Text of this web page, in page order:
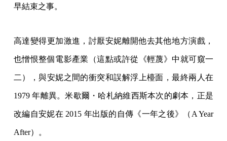
早結束之事。
高達變得更加激進，討厭安妮離開他去其他地方演戲，
也憎恨整個電影產業（這點或許從《輕蔑》中就可窺一
二），與安妮之間的衝突和誤解浮上檯面，最終兩人在
1979 年離異。米歇爾・哈札納維西斯本次的劇本，正是
改編自安妮在 2015 年出版的自傳《一年之後》（A Year
After）。